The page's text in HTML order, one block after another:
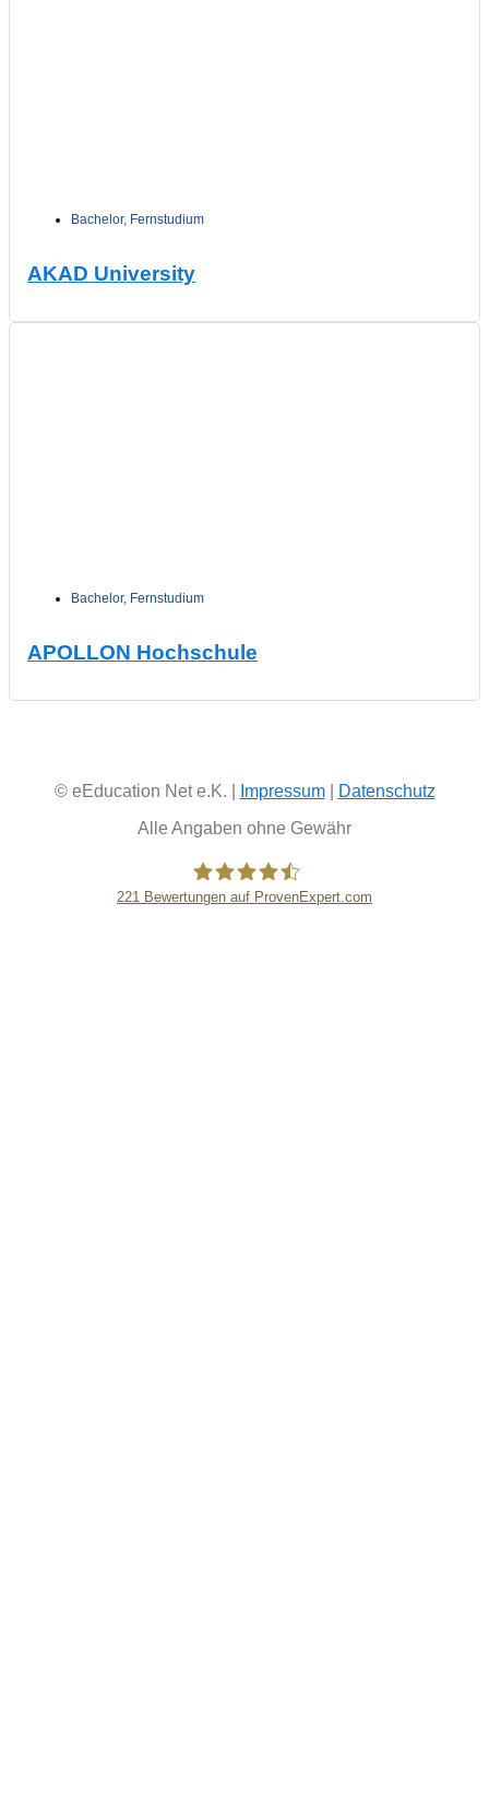
Bachelor, Fernstudium
AKAD University
Bachelor, Fernstudium
APOLLON Hochschule
© eEducation Net e.K. | Impressum|
Datenschutz
Alle Angaben ohne Gewähr
221 Bewertungen auf ProvenExpert.com